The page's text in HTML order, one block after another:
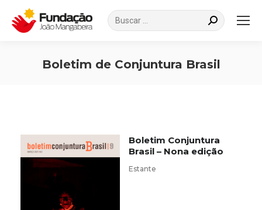
Search:
Boletim de Conjuntura Brasil
Boletim Conjuntura
Brasil – Nona edição
Estante